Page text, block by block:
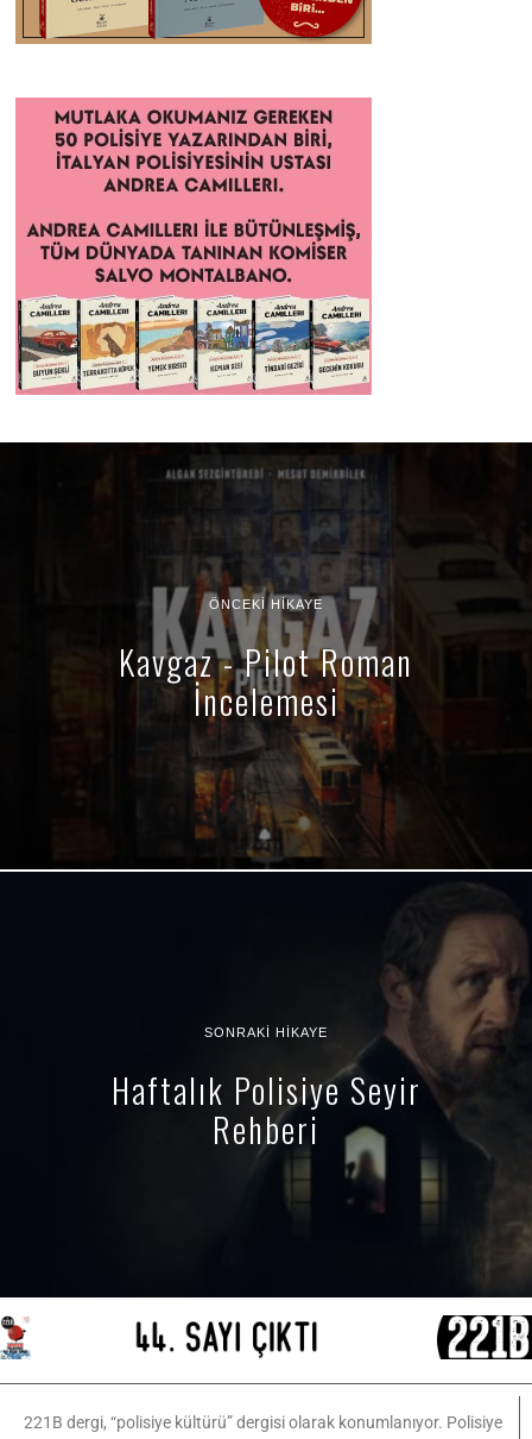
ÖNCEKI HIKAYE
Kavgaz - Pilot Roman
İncelemesi
SONRAKI HIKAYE
Haftalık Polisiye Seyir
Rehberi
221B dergi, “polisiye kültürü” dergisi olarak konumlanıyor. Polisiye